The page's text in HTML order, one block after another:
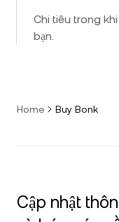
Chi tiêu trong
bạn.
Home Buy Bonk
Cập nhật